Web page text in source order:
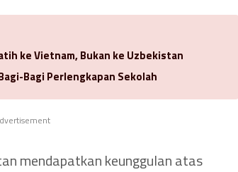
ke Vietnam, Bukan ke Uzbekistan
Bagi Perlengkapan Sekolah
mendapatkan keunggulan atas